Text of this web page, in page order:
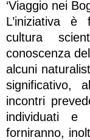
‘Viaggio nei
L’iniziativa è
cultura
conoscenza
alcuni
significativo,
incontri
individuati e
forniranno,